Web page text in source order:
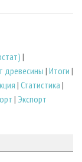
|
древесины | Итоги |
| Статистика |
| Экспорт